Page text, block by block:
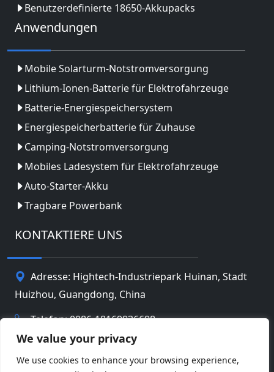
We value your privacy
We use cookies to enhance your browsing experience,
Benutzerdefinierte 18650-Akkupacks
Anwendungen
Mobile Solarturm-Notstromversorgung
Lithium-Ionen-Batterie für Elektrofahrzeuge
Batterie-Energiespeichersystem
Energiespeicherbatterie für Zuhause
Camping-Notstromversorgung
Mobiles Ladesystem für Elektrofahrzeuge
Auto-Starter-Akku
Tragbare Powerbank
KONTAKTIERE UNS
Adresse: Hightech-Industriepark Huinan, Stadt
Huizhou, Guangdong, China
Telefon: 0086-18169936698
info@jbbatterychina.com